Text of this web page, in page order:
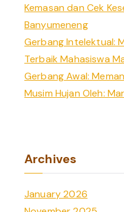
Kemasan dan Cek
Banyumeneng
Gerbang Intelektual:
Terbaik Mahasiswa
Gerbang Awal:
Musim Hujan Oleh:
Archives
January 2026